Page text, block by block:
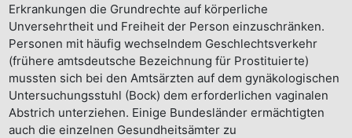
Erkrankungen die Grundrechte auf körperliche
Unversehrtheit und Freiheit der Person einzuschränken.
Personen mit häufig wechselndem Geschlechtsverkehr
(frühere amtsdeutsche Bezeichnung für Prostituierte)
mussten sich bei den Amtsärzten auf dem gynäkologischen
Untersuchungsstuhl (Bock) dem erforderlichen vaginalen
Abstrich unterziehen. Einige Bundesländer ermächtigten
auch die einzelnen Gesundheitsämter zu